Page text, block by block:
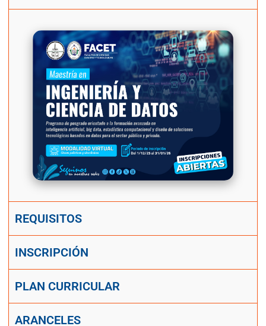
REQUISITOS
INSCRIPCIÓN
PLAN CURRICULAR
ARANCELES